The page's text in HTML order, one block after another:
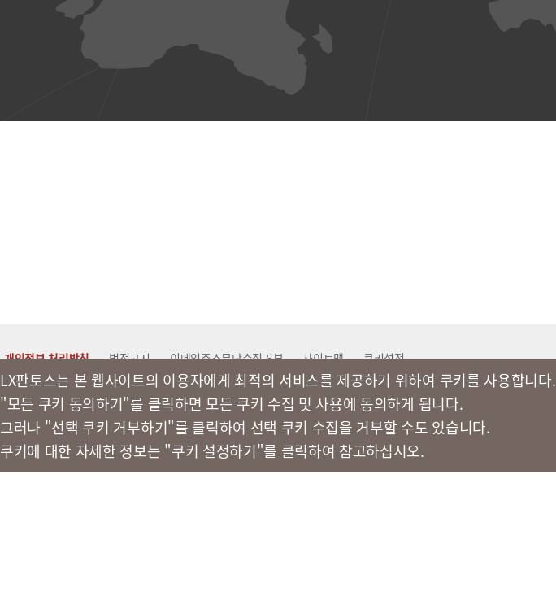
개인정보 처리방침 법적고지 이메일주소무단수집거부 사이트맵 쿠키설정
LX 판토스
LX판토스는 본 웹사이트의 이용자에게 최적의 서비스를 제공하기 위하여 쿠키를 사용합니다.​
"모든 쿠키 동의하기"를 클릭하면 모든 쿠키 수집 및 사용에 동의하게 됩니다.
그러나 "선택 쿠키 거부하기"를 클릭하여 선택 쿠키 수집을 거부할 수도 있습니다.
쿠키에 대한 자세한 정보는 "쿠키 설정하기"를 클릭하여 참고하십시오.